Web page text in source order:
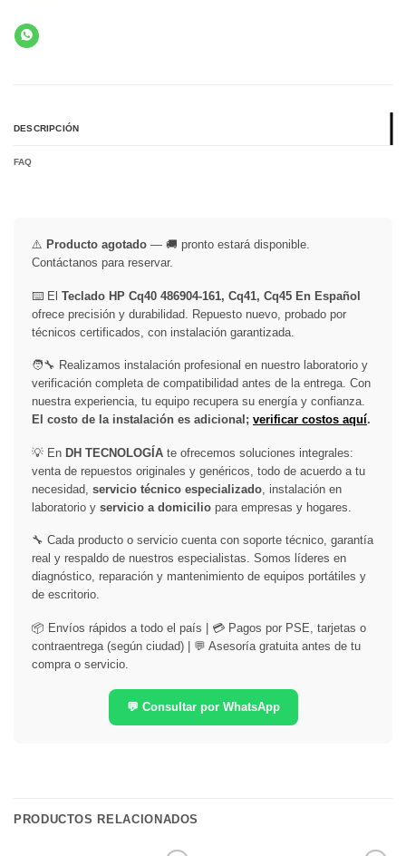
DESCRIPCIÓN
FAQ
⚠️ Producto agotado — 🚚 pronto estará disponible.
Contáctanos para reservar.
⌨️ El Teclado HP Cq40 486904-161, Cq41, Cq45 En Español
ofrece precisión y durabilidad. Repuesto nuevo, probado por
técnicos certificados, con instalación garantizada.
🧑‍🔧 Realizamos instalación profesional en nuestro laboratorio y
verificación completa de compatibilidad antes de la entrega. Con
nuestra experiencia, tu equipo recupera su energía y confianza.
El costo de la instalación es adicional; verificar costos aquí.
💡 En DH TECNOLOGÍA te ofrecemos soluciones integrales:
venta de repuestos originales y genéricos, todo de acuerdo a tu
necesidad, servicio técnico especializado , instalación en
laboratorio y servicio a domicilio para empresas y hogares.
🔧 Cada producto o servicio cuenta con soporte técnico, garantía
real y respaldo de nuestros especialistas. Somos líderes en
diagnóstico, reparación y mantenimiento de equipos portátiles y
de escritorio.
📦 Envíos rápidos a todo el país | 💳 Pagos por PSE, tarjetas o
contraentrega (según ciudad) | 💬 Asesoría gratuita antes de tu
compra o servicio.
💬 Consultar por WhatsApp
PRODUCTOS RELACIONADOS